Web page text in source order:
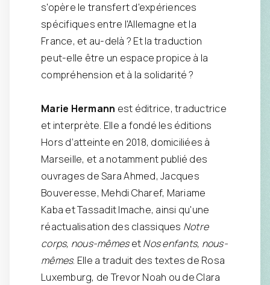
s'opère le transfert d'expériences
spécifiques entre l'Allemagne et la
France, et au-delà ? Et la traduction
peut-elle être un espace propice à la
compréhension et à la solidarité ?
Marie Hermann est éditrice, traductrice
et interprète. Elle a fondé les éditions
Hors d’atteinte en 2018, domiciliées à
Marseille, et a notamment publié des
ouvrages de Sara Ahmed, Jacques
Bouveresse, Mehdi Charef, Mariame
Kaba et Tassadit Imache, ainsi qu'une
réactualisation des classiques Notre
corps, nous-mêmesetNos enfants, nous-
mêmes. Elle a traduit des textes de Rosa
Luxemburg, de Trevor Noah ou de Clara